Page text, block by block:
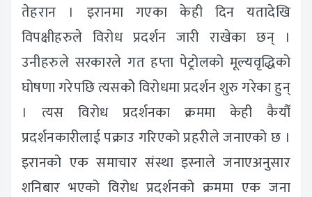
तेहरान । इरानमा गएका केही दिन यतादेखि
विपक्षीहरुले विरोध प्रदर्शन जारी राखेका छन् ।
उनीहरुले सरकारले गत हप्ता पेट्रोलको मूल्यवृद्धिको
घोषणा गरेपछि त्यसकोे विरोधमा प्रदर्शन शुरु गरेका हुन्
। त्यस विरोध प्रदर्शनका क्रममा केही कैयौँ
प्रदर्शनकारीलाई पक्राउ गरिएको प्रहरीले जनाएको छ ।
इरानको एक समाचार संस्था इस्नाले जनाएअनुसार
शनिबार भएको विरोध प्रदर्शनको क्रममा एक जना